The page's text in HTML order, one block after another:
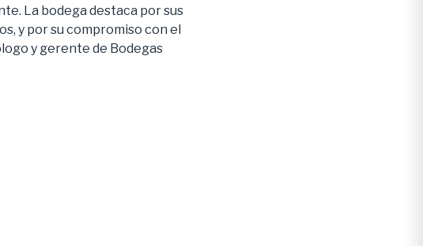
La bodega destaca por sus
y por su compromiso con el
y gerente de Bodegas